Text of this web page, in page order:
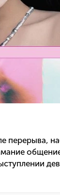
перерыва,